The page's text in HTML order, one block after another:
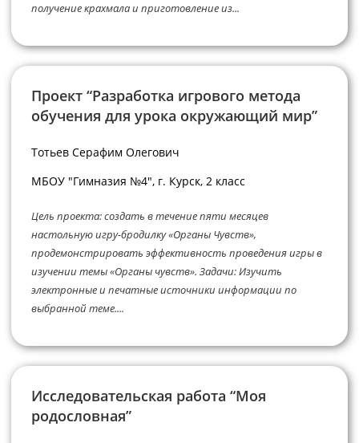
получение крахмала и приготовление из...
Проект “Разработка игрового метода
обучения для урока окружающий мир”
Тотьев Серафим Олегович
МБОУ "Гимназия №4", г. Курск, 2 класс
Цель проекта: создать в течение пяти месяцев
настольную игру-бродилку «Органы Чувств»,
продемонстрировать эффективность проведения игры в
изучении темы «Органы чувств». Задачи: Изучить
электронные и печатные источники информации по
выбранной теме....
Исследовательская работа “Моя
родословная”